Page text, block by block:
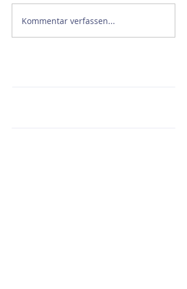
Kommentar verfassen...